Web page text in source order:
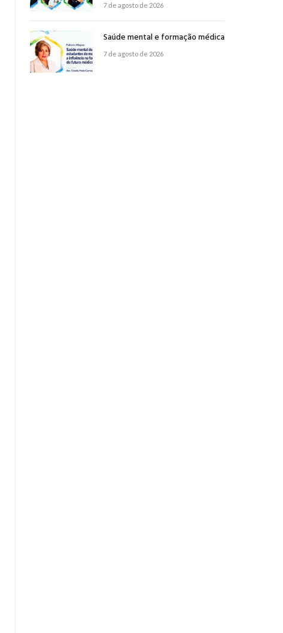
7 de agosto de 2026
Saúde mental e formação médica
7 de agosto de 2026